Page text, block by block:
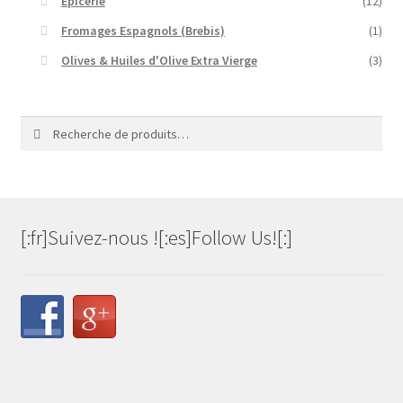
Fromages Espagnols (Brebis)
(1)
Olives & Huiles d'Olive Extra Vierge
(3)
[:fr]Suivez-nous ![:es]Follow Us![:]